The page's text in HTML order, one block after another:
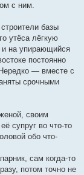
с ним.
базы
утёса лёгкую
и на упирающийся
постоянно
— вместе с
срочными
своим
супруг во что-то
обо что-
сам когда-то
потом точно не